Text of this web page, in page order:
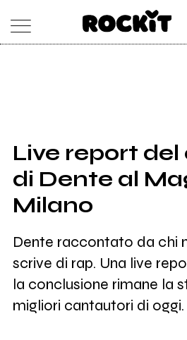
SHOP
RADIO
Live report
di Dente al
Milano
Dente raccontato da chi
scrive di rap. Una live
la conclusione rimane la
migliori cantautori di oggi.